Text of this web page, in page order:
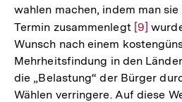
wahlen machen, indem man
Termin zusammenlegt Zur
der
Fußnote
[9]
Wunsch nach einem
Mehrheitsfindung in den
die „Belastung“ der Bürger
Wählen verringere. Auf diese